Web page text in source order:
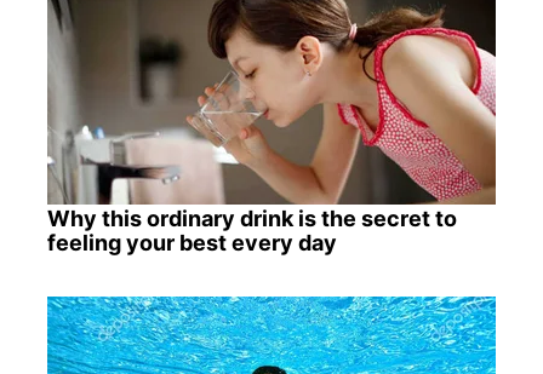
Why this ordinary drink is the secret to
feeling your best every day